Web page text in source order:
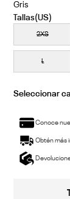
Gris
2XS
L
Conoce
Obtén más